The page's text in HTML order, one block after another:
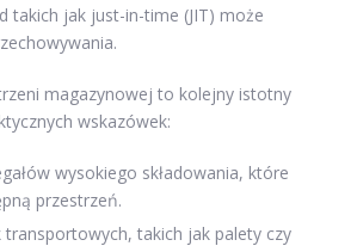
takich jak just-in-time (JIT) może
magazynowej to kolejny istotny
wskazówek:
wysokiego składowania, które
przestrzeń.
transportowych, takich jak palety czy